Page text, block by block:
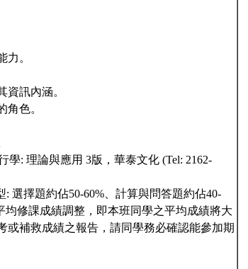
力。
資訊內涵。
角色。
學: 理論與應用 3版，華泰文化 (Tel: 2162-
選擇題約佔50-60%、計算與問答題約佔40-
修課成績調整，即本班同學之平均成績將大
補救成績之報告，請同學務必確認能參加期